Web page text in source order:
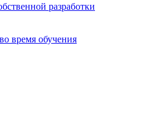
разработки
время обучения